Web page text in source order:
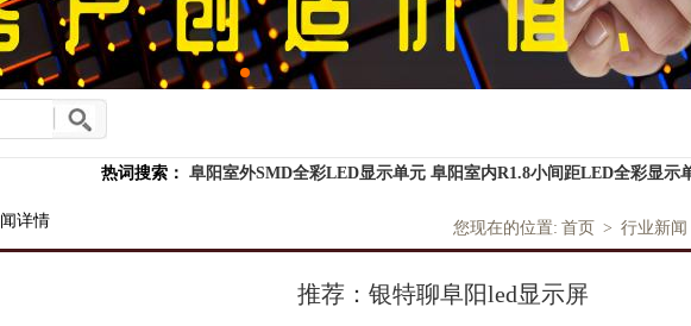
热词搜索： 阜阳室外SMD全彩LED显示单元 阜阳室内R1.8小间距LED全彩显示
详情 您现在的位置: 首页 > 行业新闻
推荐：银特聊阜阳led显示屏